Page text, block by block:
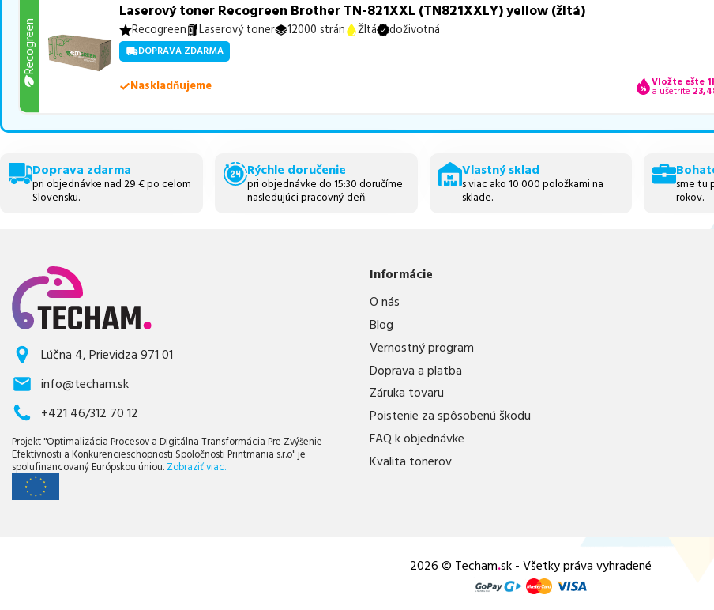
Recogreen
Laserový toner Recogreen Brother TN-821XXL (TN821XXLY) yellow (žltá)
Recogreen Laserový toner 12000 strán Žltá doživotná
DOPRAVA ZDARMA
Naskladňujeme Vložte ešte
a ušetríte
Doprava zdarma
pri objednávke nad 29 € po celom
Slovensku.
Rýchle doručenie
pri objednávke do 15:30 doručíme
nasledujúci pracovný deň.
Vlastný sklad
s viac ako 10 000 položkami na
sklade.
sme tu
rokov.
Lúčna 4, Prievidza 971 01
info@techam.sk
+421 46/312 70 12
Projekt "Optimalizácia Procesov a Digitálna Transformácia Pre Zvýšenie
Efektívnosti a Konkurencieschopnosti Spoločnosti Printmania s.r.o" je
spolufinancovaný Európskou úniou. Zobraziť viac.
Informácie
O nás
Blog
Vernostný program
Doprava a platba
Záruka tovaru
Poistenie za spôsobenú škodu
FAQ k objednávke
Kvalita tonerov
2026 © Techam.sk - Všetky práva vyhradené